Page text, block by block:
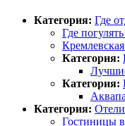
Категория: Где
Где
Категория:
Категория:
Категория:
Гостиницы в